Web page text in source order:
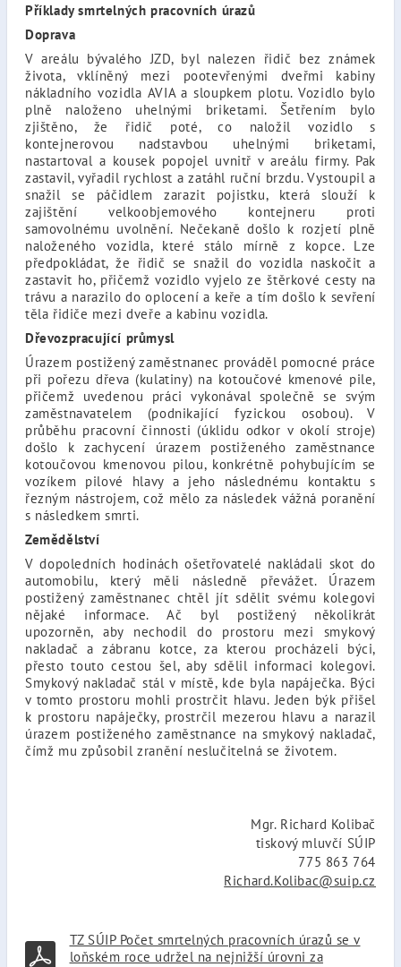
Příklady smrtelných pracovních úrazů
Doprava
V areálu bývalého JZD, byl nalezen řidič bez známek
života, vklíněný mezi pootevřenými dveřmi kabiny
nákladního vozidla AVIA a sloupkem plotu. Vozidlo bylo
plně naloženo uhelnými briketami. Šetřením bylo
zjištěno, že řidič poté, co naložil vozidlo s
kontejnerovou nadstavbou uhelnými briketami,
nastartoval a kousek popojel uvnitř v areálu firmy. Pak
zastavil, vyřadil rychlost a zatáhl ruční brzdu. Vystoupil a
snažil se páčidlem zarazit pojistku, která slouží k
zajištění velkoobjemového kontejneru proti
samovolnému uvolnění. Nečekaně došlo k rozjetí plně
naloženého vozidla, které stálo mírně z kopce. Lze
předpokládat, že řidič se snažil do vozidla naskočit a
zastavit ho, přičemž vozidlo vyjelo ze štěrkové cesty na
trávu a narazilo do oplocení a keře a tím došlo k sevření
těla řidiče mezi dveře a kabinu vozidla.
Dřevozpracující průmysl
Úrazem postižený zaměstnanec prováděl pomocné práce
při pořezu dřeva (kulatiny) na kotoučové kmenové pile,
přičemž uvedenou práci vykonával společně se svým
zaměstnavatelem (podnikající fyzickou osobou). V
průběhu pracovní činnosti (úklidu odkor v okolí stroje)
došlo k zachycení úrazem postiženého zaměstnance
kotoučovou kmenovou pilou, konkrétně pohybujícím se
vozíkem pilové hlavy a jeho následnému kontaktu s
řezným nástrojem, což mělo za následek vážná poranění
s následkem smrti.
Zemědělství
V dopoledních hodinách ošetřovatelé nakládali skot do
automobilu, který měli následně převážet. Úrazem
postižený zaměstnanec chtěl jít sdělit svému kolegovi
nějaké informace. Ač byl postižený několikrát
upozorněn, aby nechodil do prostoru mezi smykový
nakladač a zábranu kotce, za kterou procházeli býci,
přesto touto cestou šel, aby sdělil informaci kolegovi.
Smykový nakladač stál v místě, kde byla napáječka. Býci
v tomto prostoru mohli prostrčit hlavu. Jeden býk přišel
k prostoru napáječky, prostrčil mezerou hlavu a narazil
úrazem postiženého zaměstnance na smykový nakladač,
čímž mu způsobil zranění neslučitelná se životem.
Mgr. Richard Kolibač
tiskový mluvčí SÚIP
775 863 764
Richard.Kolibac@suip.cz
TZ SÚIP Počet smrtelných pracovních úrazů se v
loňském roce udržel na nejnižší úrovni za